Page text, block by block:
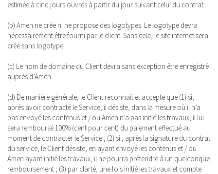
estimée à cinq jours ouvrés à partir du jour suivant celui du contrat.
(b) Amen ne crée ni ne propose des logotypes. Le logotype devra
nécessairement être fourni par le client. Sans cela, le site internet sera
créé sans logotype.
(c) Le nom de domaine du Client devra sans exception être enregistré
auprès d’Amen.
(d) De manière générale, le Client reconnait et accepte que (1) si,
après avoir contracté le Service, il désiste, dans la mesure où il n’a
pas envoyé les contenus et / ou Amen n’a pas initié les travaux, il lui
sera remboursé 100% (cent pour cent) du paiement effectué au
moment de contracter le Service ; (2) si , après la signature du contrat
du service, le Client désiste, en ayant envoyé les contenus et / ou
Amen ayant initié les travaux, il ne pourra prétendre à un quelconque
remboursement ; (3) par clarté, une fois initié les travaux et compte